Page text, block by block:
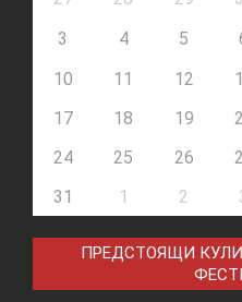
3
4 5
10 11 12
17
18 19
24
25 26
31
1 2
ПРЕДСТОЯЩИ